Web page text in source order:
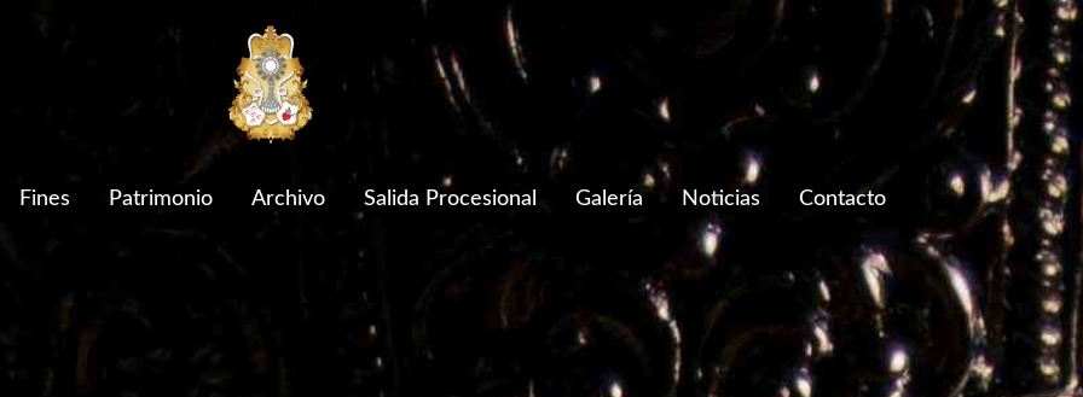
Fines Patrimonio Archivo Salida Procesional Galería Noticias Contacto